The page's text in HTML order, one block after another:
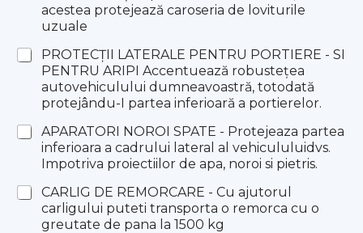
acestea protejează caroseria de loviturile
uzuale
PROTECȚII LATERALE PENTRU PORTIERE - SI
PENTRU ARIPI Accentuează robustețea
autovehiculului dumneavoastră, totodată
protejându-I partea inferioară a portierelor.
APARATORI NOROI SPATE - Protejeaza partea
inferioara a cadrului lateral al vehicululuidvs.
Impotriva proiectiilor de apa, noroi si pietris.
CARLIG DE REMORCARE - Cu ajutorul
carligului puteti transporta o remorca cu o
greutate de pana la 1500 kg